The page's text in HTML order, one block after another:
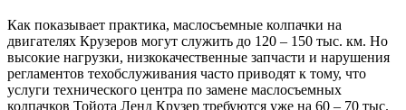
Как показывает практика, маслосъемные колпачки на
двигателях Крузеров могут служить до 120 – 150 тыс. км. Но
высокие нагрузки, низкокачественные запчасти и нарушения
регламентов техобслуживания часто приводят к тому, что
услуги технического центра по замене маслосъемных
колпачков Тойота Ленд Крузер требуются уже на 60 – 70 тыс.